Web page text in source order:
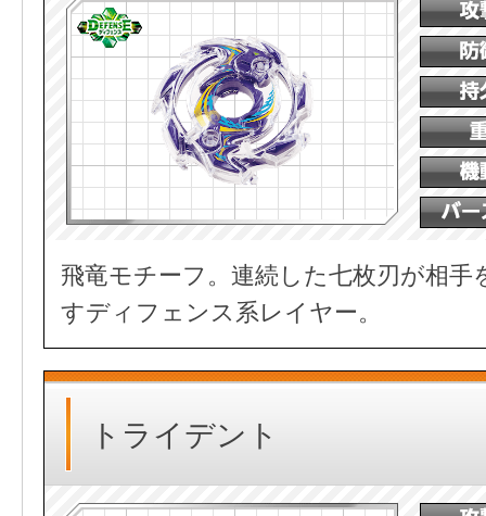
飛竜モチーフ。連続した七枚刃が相手
すディフェンス系レイヤー。
トライデント